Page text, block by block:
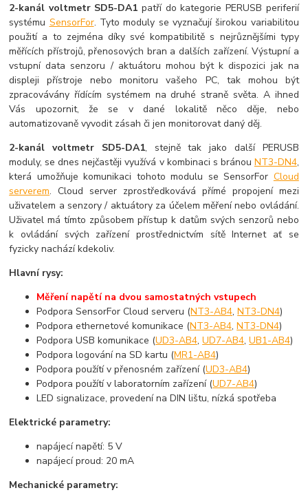
2-kanál voltmetr SD5-DA1 patří do kategorie PERUSB periferií
systému SensorFor. Tyto moduly se vyznačují širokou variabilitou
použití a to zejména díky své kompatibilitě s nejrůznějšími typy
měřících přístrojů, přenosových bran a dalších zařízení. Výstupní a
vstupní data senzoru / aktuátoru mohou být k dispozici jak na
displeji přístroje nebo monitoru vašeho PC, tak mohou být
zpracovávány řídícím systémem na druhé straně světa. A ihned
Vás upozornit, že se v dané lokalitě něco děje, nebo
automatizovaně vyvodit zásah či jen monitorovat daný děj.
2-kanál voltmetr SD5-DA1, stejně tak jako další PERUSB
moduly, se dnes nejčastěji využívá v kombinaci s bránou NT3-DN4,
která umožňuje komunikaci tohoto modulu se SensorFor Cloud
serverem. Cloud server zprostředkovává přímé propojení mezi
uživatelem a senzory / aktuátory za účelem měření nebo ovládání.
Uživatel má tímto způsobem přístup k datům svých senzorů nebo
k ovládání svých zařízení prostřednictvím sítě Internet ať se
fyzicky nachází kdekoliv.
Hlavní rysy:
Měření napětí na dvou samostatných vstupech
Podpora SensorFor Cloud serveru (NT3-AB4,NT3-DN4)
Podpora ethernetové komunikace (NT3-AB4,NT3-DN4)
Podpora USB komunikace (UD3-AB4,UD7-AB4,UB1-AB4)
Podpora logování na SD kartu (MR1-AB4)
Podpora použítí v přenosném zařízení (UD3-AB4)
Podpora použítí v laboratorním zařízení (UD7-AB4)
LED signalizace, provedení na DIN lištu, nízká spotřeba
Elektrické parametry:
napájecí napětí: 5 V
napájecí proud: 20 mA
Mechanické parametry: